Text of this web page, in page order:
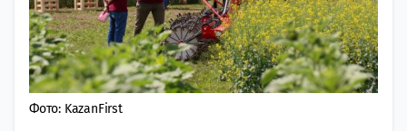
Фото: KazanFirst